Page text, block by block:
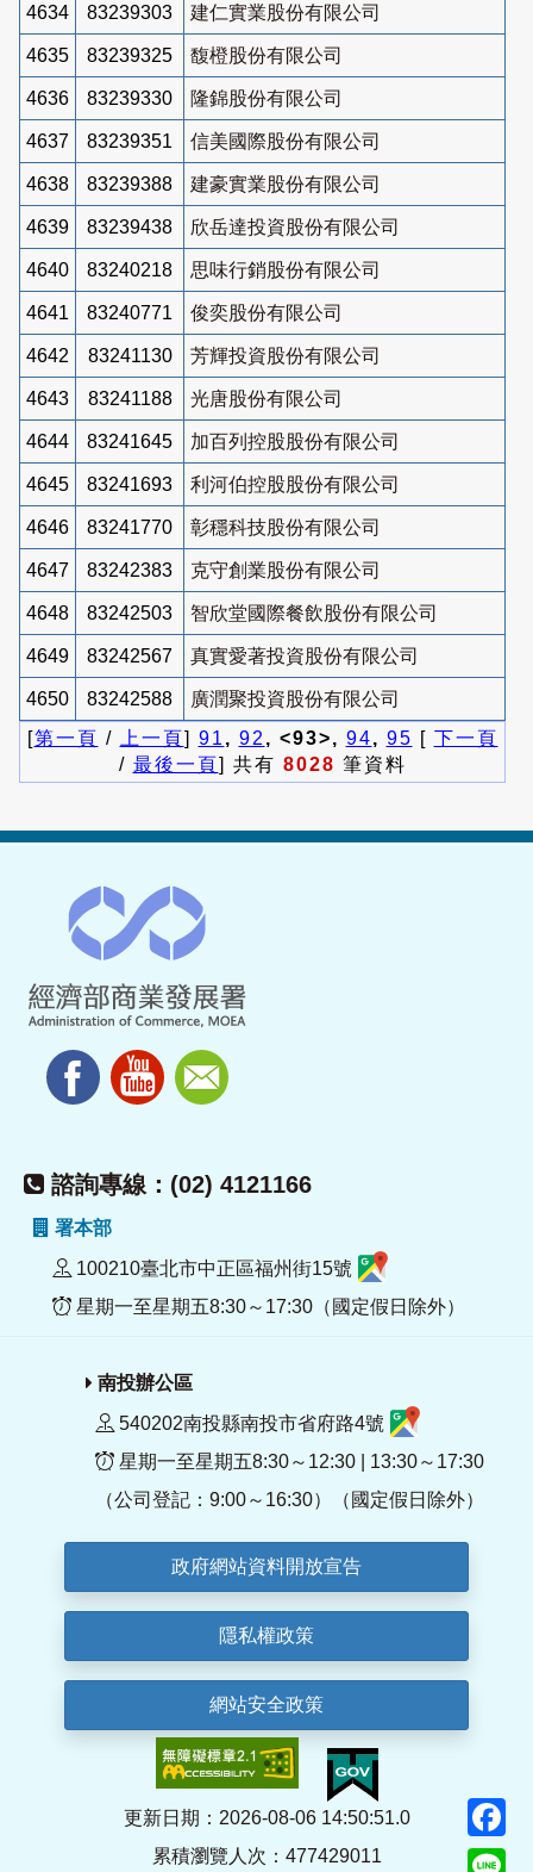
4634 83239303 建仁實業股份有限公司
4635 83239325 馥橙股份有限公司
4636 83239330 隆錦股份有限公司
4637 83239351 信美國際股份有限公司
4638 83239388 建豪實業股份有限公司
4639 83239438 欣岳達投資股份有限公司
4640 83240218 思味行銷股份有限公司
4641 83240771 俊奕股份有限公司
4642 83241130 芳輝投資股份有限公司
4643 83241188 光唐股份有限公司
4644 83241645 加百列控股股份有限公司
4645 83241693 利河伯控股股份有限公司
4646 83241770 彰穩科技股份有限公司
4647 83242383 克守創業股份有限公司
4648 83242503 智欣堂國際餐飲股份有限公司
4649 83242567 真實愛著投資股份有限公司
4650 83242588
廣潤聚投資股份有限公司
[第一頁 / 上一頁] 91 , 92 , <93>, 94, 95 [ 下一頁
/ 最後一頁] 共有 8028 筆資料
諮詢專線：(02) 4121166
署本部
100210臺北市中正區福州街15號
星期一至星期五8:30～17:30（國定假日除外）
南投辦公區
540202南投縣南投市省府路4號
星期一至星期五8:30～12:30 | 13:30～17:30
（公司登記：9:00～16:30）（國定假日除外）
政府網站資料開放宣告
隱私權政策
網站安全政策
更新日期：2026-08-06 14:50:51.0
累積瀏覽人次：477429011